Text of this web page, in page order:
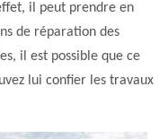
il peut prendre en
de réparation des
il est possible que ce
lui confier les travaux